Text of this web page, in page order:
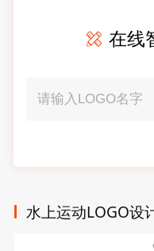
在线
水上运动LOGO设